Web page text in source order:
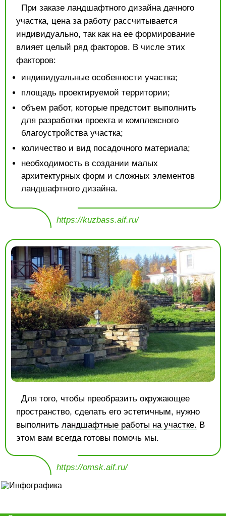
При заказе ландшафтного дизайна дачного
участка, цена за работу рассчитывается
индивидуально, так как на ее формирование
влияет целый ряд факторов. В числе этих
факторов:
индивидуальные особенности участка;
площадь проектируемой территории;
объем работ, которые предстоит выполнить
для разработки проекта и комплексного
благоустройства участка;
количество и вид посадочного материала;
необходимость в создании малых
архитектурных форм и сложных элементов
ландшафтного дизайна.
https://kuzbass.aif.ru/
Для того, чтобы преобразить окружающее
пространство, сделать его эстетичным, нужно
выполнить ландшафтные работы на участке. В
этом вам всегда готовы помочь мы.
https://omsk.aif.ru/